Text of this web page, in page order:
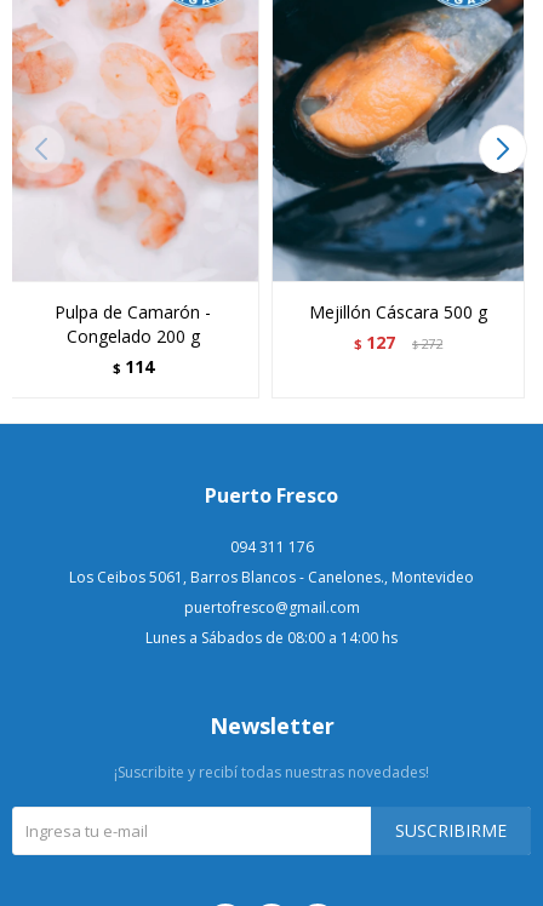
Pulpa de Camarón -
Congelado 200 g
$ 114
Mejillón Cáscara 500 g
$ 127 $272
Puerto Fresco
094 311 176
Los Ceibos 5061, Barros Blancos - Canelones., Montevideo
puertofresco@gmail.com
Lunes a Sábados de 08:00 a 14:00 hs
Newsletter
¡Suscribite y recibí todas nuestras novedades!
SUSCRIBIRME